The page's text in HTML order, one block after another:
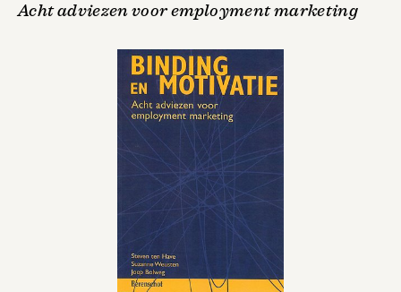
Acht adviezen voor employment marketing